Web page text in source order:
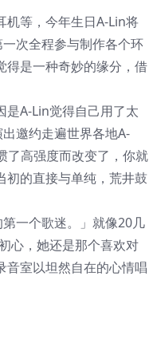
机等，今年生日A-Lin将
次全程参与制作各个环
得是一种奇妙的缘分，借
是A-Lin觉得自己用了太
邀约走遍世界各地A-
了高强度而改变了，你就
初的直接与单纯，荒井鼓
一个歌迷。」就像20几
心，她还是那个喜欢对
音室以坦然自在的心情唱